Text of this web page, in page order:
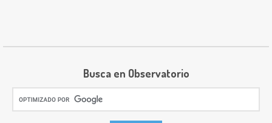
Busca en Observatorio